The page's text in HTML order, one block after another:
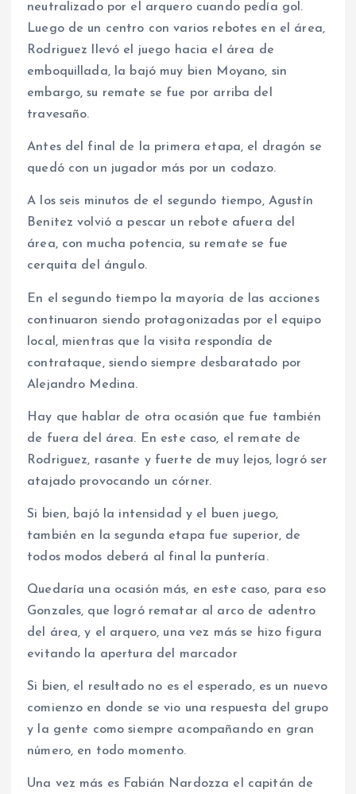
neutralizado por el arquero cuando pedía gol.
Luego de un centro con varios rebotes en el área,
Rodriguez llevó el juego hacia el área de
emboquillada, la bajó muy bien Moyano, sin
embargo, su remate se fue por arriba del
travesaño.
Antes del final de la primera etapa, el dragón se
quedó con un jugador más por un codazo.
A los seis minutos de el segundo tiempo, Agustín
Benitez volvió a pescar un rebote afuera del
área, con mucha potencia, su remate se fue
cerquita del ángulo.
En el segundo tiempo la mayoría de las acciones
continuaron siendo protagonizadas por el equipo
local, mientras que la visita respondía de
contrataque, siendo siempre desbaratado por
Alejandro Medina.
Hay que hablar de otra ocasión que fue también
de fuera del área. En este caso, el remate de
Rodriguez, rasante y fuerte de muy lejos, logró ser
atajado provocando un córner.
Si bien, bajó la intensidad y el buen juego,
también en la segunda etapa fue superior, de
todos modos deberá al final la puntería.
Quedaría una ocasión más, en este caso, para eso
Gonzales, que logró rematar al arco de adentro
del área, y el arquero, una vez más se hizo figura
evitando la apertura del marcador
Si bien, el resultado no es el esperado, es un nuevo
comienzo en donde se vio una respuesta del grupo
y la gente como siempre acompañando en gran
número, en todo momento.
Una vez más es Fabián Nardozza el capitán de